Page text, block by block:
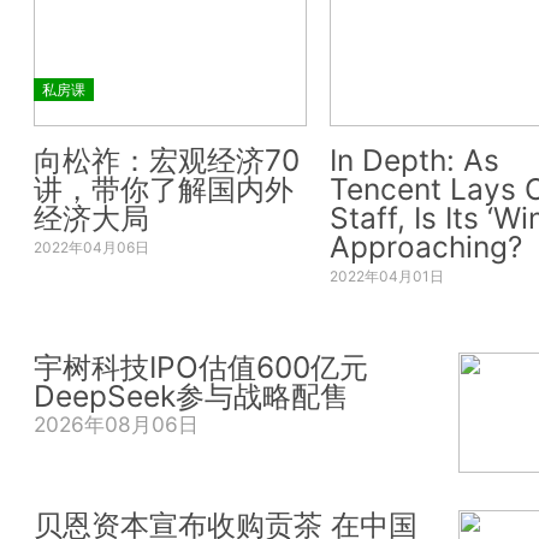
私房课
向松祚：宏观经济70
讲，带你了解国内外
经济大局
2022年04月06日
In Depth: As
Tencent Lays
Staff, Is Its
Approaching?
2022年04月01日
宇树科技IPO估值600亿元
DeepSeek参与战略配售
2026年08月06日
贝恩资本宣布收购贡茶 在中国